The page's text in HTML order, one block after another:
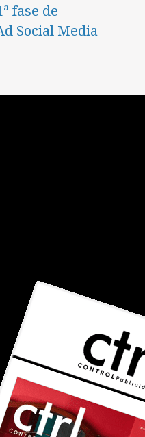
fase de
Social Media